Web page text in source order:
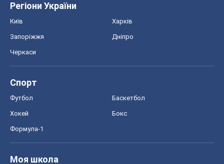
Регіони України
Київ Харків
Запоріжжя Дніпро
Черкаси
Спорт
Футбол Баскетбол
Хокей Бокс
Формула-1
Моя школа